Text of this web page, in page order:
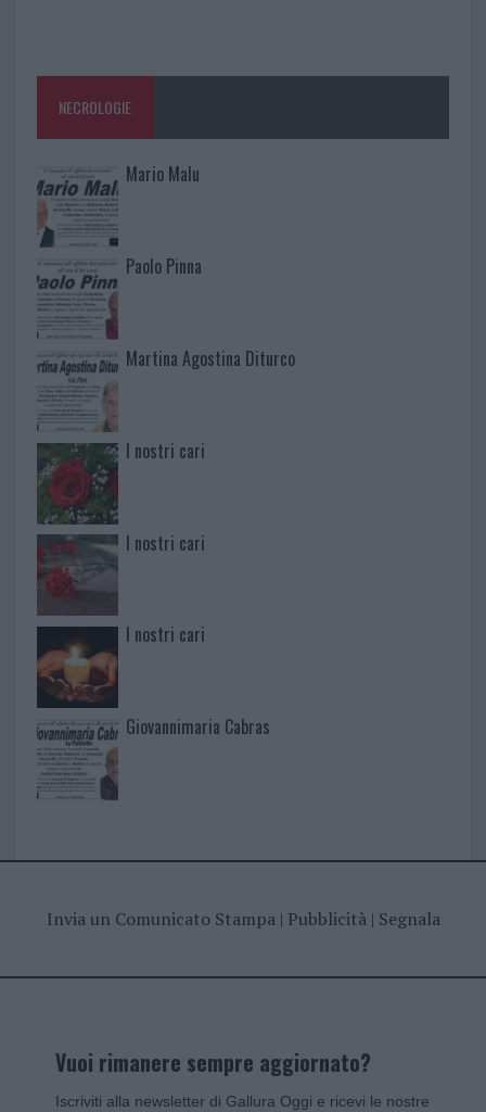
NECROLOGIE
Mario Malu
Paolo Pinna
Martina Agostina Diturco
I nostri cari
I nostri cari
I nostri cari
Giovannimaria Cabras
Invia un Comunicato Stampa| Pubblicità| Segnala
Vuoi rimanere sempre aggiornato?
Iscriviti alla newsletter di Gallura Oggi e ricevi le nostre